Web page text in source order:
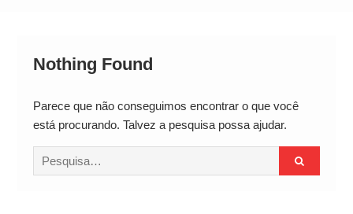
Nothing Found
Parece que não conseguimos encontrar o que você
está procurando. Talvez a pesquisa possa ajudar.
Procurar
por: